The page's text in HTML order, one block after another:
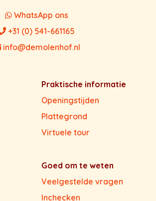
WhatsApp ons
+31 (0) 541-661165
info@demolenhof.nl
Praktische informatie
Openingstijden
Plattegrond
Virtuele tour
Goed om te weten
Veelgestelde vragen
Inchecken